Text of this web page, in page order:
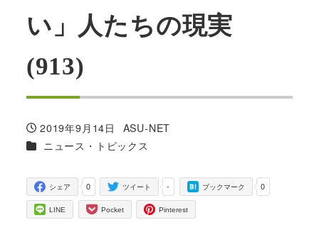
い」人たちの現実
(913)
投稿日
2019年9月14日
著
者
ASU-NET
カテゴリー
ニュース・トピックス
0
シェア -
ツイート 0
ブックマーク
LINE Pocket Pinterest